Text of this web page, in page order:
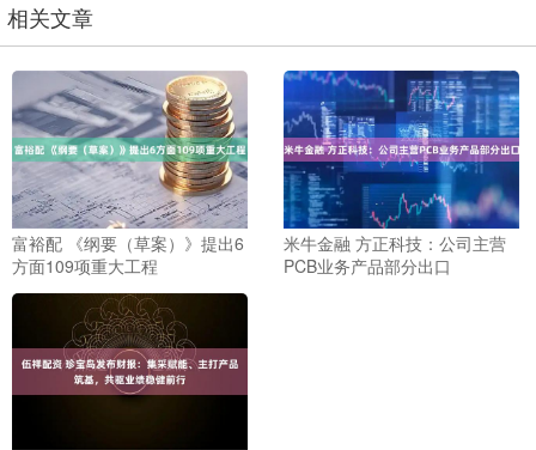
相关文章
富裕配 《纲要（草案）》提出6
方面109项重大工程
米牛金融 方正科技：公司主营
PCB业务产品部分出口